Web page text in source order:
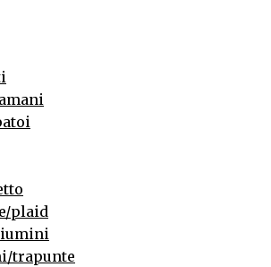
plaid
trapunte